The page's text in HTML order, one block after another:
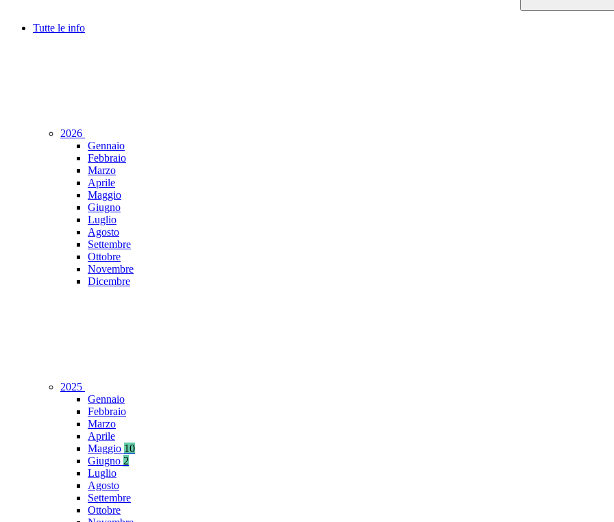
Tutte le info
2026
Gennaio
Febbraio
Marzo
Aprile
Maggio
Giugno
Luglio
Agosto
Settembre
Ottobre
Novembre
Dicembre
2025
Gennaio
Febbraio
Marzo
Aprile
Maggio 10
Giugno 2
Luglio
Agosto
Settembre
Ottobre